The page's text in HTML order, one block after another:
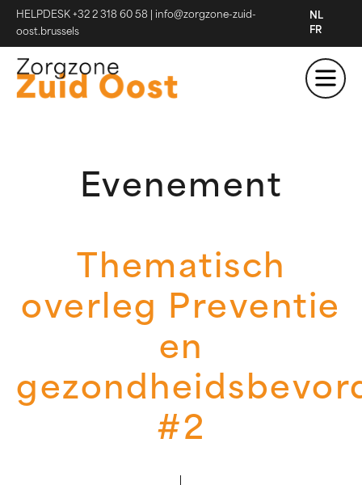
HELPDESK +32 2 318 60 58
info@zorgzone-zuid-
oost.brussels
NL
FR
Evenement
Thematisch
overleg Preventie
en
#2